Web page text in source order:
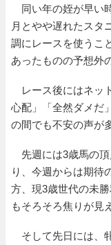
同い年の姪が早い
月とやや遅れたスタ
調にレースを使うこ
あったものの予想外
レース後にはネッ
心配」「全然ダメだ
の間でも不安の声が
先週には3歳馬の頂
り、今週からは期待
方、現3歳世代の未
もそろそろ焦りが見
そして先日には、